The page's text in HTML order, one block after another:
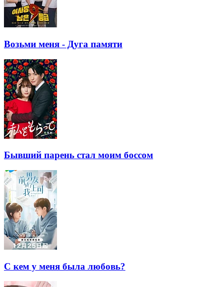
Возьми меня - Дуга памяти
Бывший парень стал моим боссом
С кем у меня была любовь?